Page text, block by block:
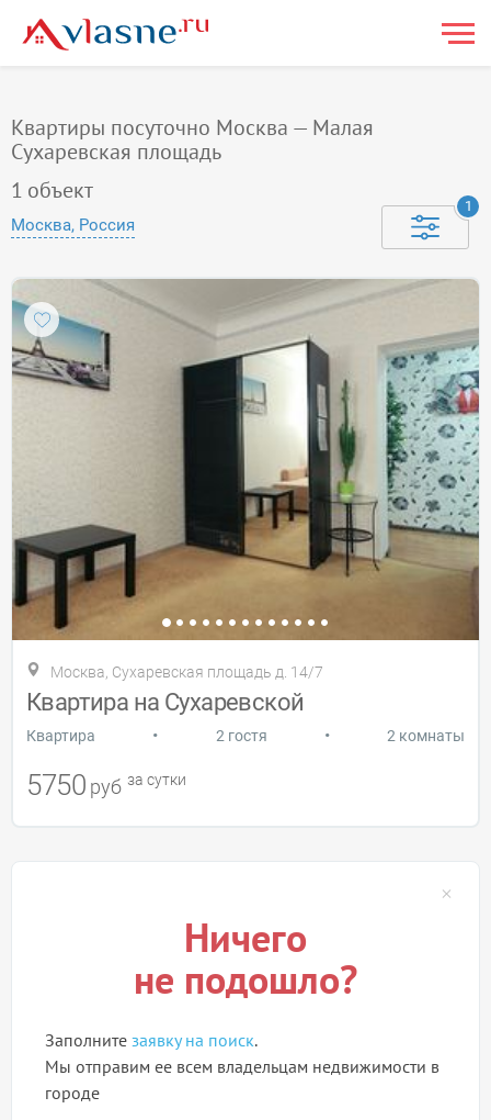
Квартиры посуточно Москва — Малая
Сухаревская площадь
1 объект
Москва, Россия
1
Москва, Сухаревская площадь д. 14/7
Квартира на Сухаревской
Квартира • 2 гостя • 2 комнаты
5750 руб за сутки
Ничего
не подошло?
Заполните заявку на поиск.
Мы отправим ее всем владельцам недвижимости в
городе